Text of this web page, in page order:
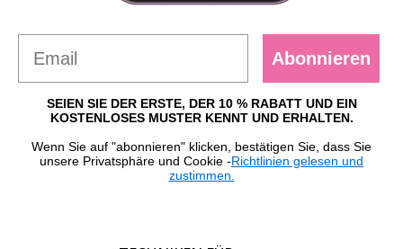
Abonnieren
SEIEN SIE DER ERSTE, DER 10 % RABATT UND EIN
KOSTENLOSES MUSTER KENNT UND ERHALTEN.
Wenn Sie auf "abonnieren" klicken, bestätigen Sie, dass Sie
unsere Privatsphäre und Cookie -Richtlinien gelesen und
zustimmen.